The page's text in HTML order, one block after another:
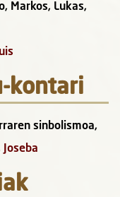
Markos, Lukas,
kontari
sinbolismoa,